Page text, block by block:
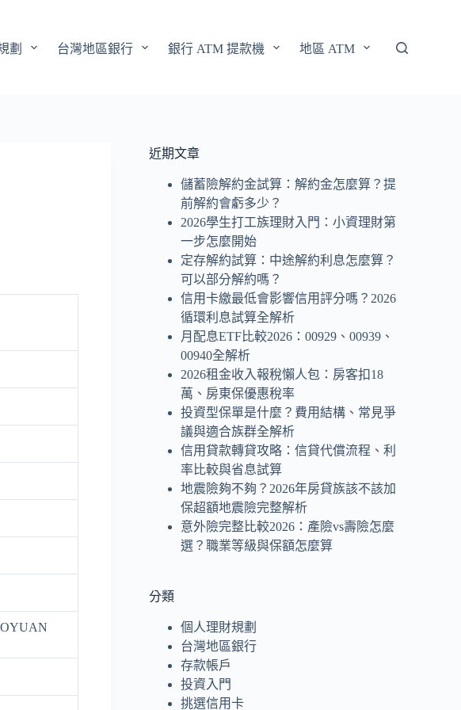
劃 台灣地區銀行 銀行 ATM 提款機 地區 ATM
近期文章
儲蓄險解約金試算：解約金怎麼算？提
前解約會虧多少？
2026學生打工族理財入門：小資理財第
一步怎麼開始
定存解約試算：中途解約利息怎麼算？
可以部分解約嗎？
信用卡繳最低會影響信用評分嗎？2026
循環利息試算全解析
月配息ETF比較2026：00929、00939、
00940全解析
2026租金收入報稅懶人包：房客扣18
萬、房東保優惠稅率
投資型保單是什麼？費用結構、常見爭
議與適合族群全解析
信用貸款轉貸攻略：信貸代償流程、利
率比較與省息試算
地震險夠不夠？2026年房貸族該不該加
保超額地震險完整解析
意外險完整比較2026：產險vs壽險怎麼
選？職業等級與保額怎麼算
分類
個人理財規劃
台灣地區銀行
存款帳戶
投資入門
挑選信用卡